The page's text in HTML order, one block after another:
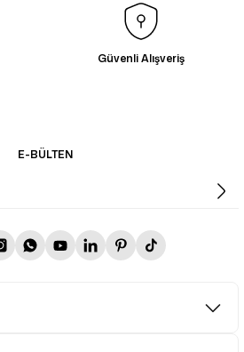
Güvenli Alışveriş
E-BÜLTEN